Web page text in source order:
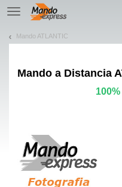
TE
navigation
Mando ATLANTIC
Mando a Distancia
¡Permítenos presentarte nuestras cookies!